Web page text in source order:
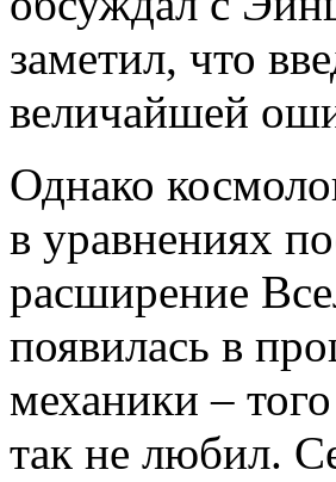
заметил, что
величайшей
Однако
в уравнениях
расширение
появилась в
механики –
так не любил.